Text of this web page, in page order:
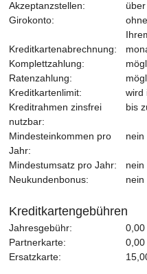
Akzeptanzstellen:
Girokonto:
Kreditkartenabrechnung:
Komplettzahlung:
Ratenzahlung:
Kreditkartenlimit:
wird
Kreditrahmen zinsfrei
nutzbar:
bis
Mindesteinkommen pro
Jahr:
nein
Mindestumsatz pro Jahr:
nein
Neukundenbonus:
nein
Kreditkartengebühren
Jahresgebühr:
0,00
Partnerkarte:
0,00
Ersatzkarte: